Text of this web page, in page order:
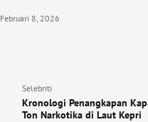
Selebriti
Kronologi Penangkapan
Ton Narkotika di Laut Kepri
Februari 8, 2026